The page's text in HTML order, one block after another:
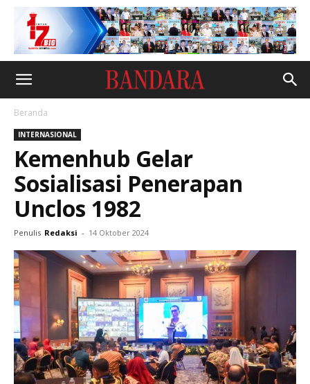
Beranda
INTERNASIONAL
Kemenhub Gelar
Sosialisasi Penerapan
Unclos 1982
Penulis Redaksi - 14 Oktober 2024